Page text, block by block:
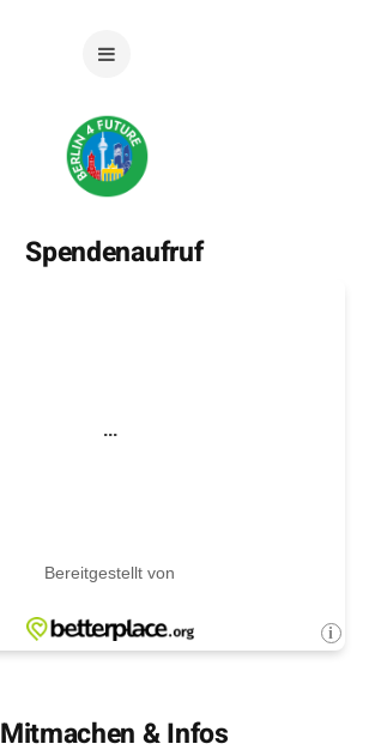
Spendenaufruf
Mitmachen & Infos